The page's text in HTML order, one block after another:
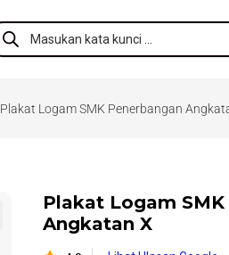
Plakat Logam SMK Penerbangan
Plakat Logam
Angkatan X